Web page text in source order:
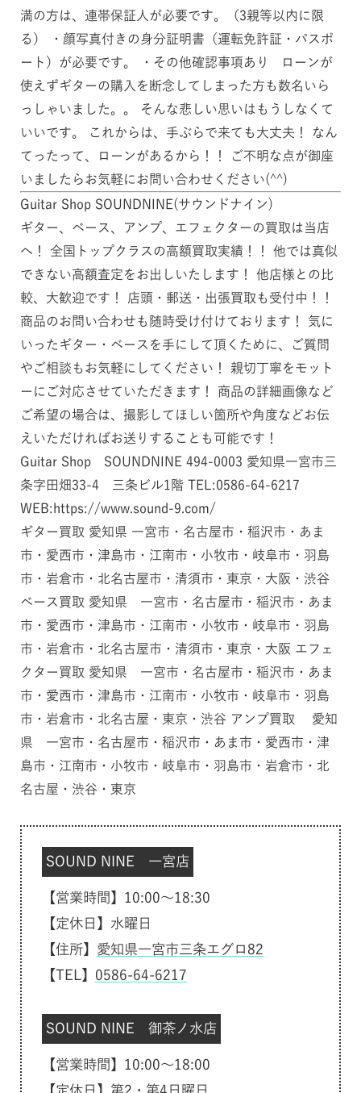
満の方は、連帯保証人が必要です。（3親等以内に限
る） ・顔写真付きの身分証明書（運転免許証・パスポ
ート）が必要です。 ・その他確認事項あり ローンが
使えずギターの購入を断念してしまった方も数名いら
っしゃいました。。 そんな悲しい思いはもうしなくて
いいです。 これからは、手ぶらで来ても大丈夫！ なん
てったって、ローンがあるから！！ ご不明な点が御座
いましたらお気軽にお問い合わせください(^^)
Guitar Shop SOUNDNINE(サウンドナイン)
ギター、ベース、アンプ、エフェクターの買取は当店
へ！ 全国トップクラスの高額買取実績！！ 他では真似
できない高額査定をお出しいたします！ 他店様との比
較、大歓迎です！ 店頭・郵送・出張買取も受付中！！
商品のお問い合わせも随時受け付けております！ 気に
いったギター・ベースを手にして頂くために、ご質問
やご相談もお気軽にしてください！ 親切丁寧をモット
ーにご対応させていただきます！ 商品の詳細画像など
ご希望の場合は、撮影してほしい箇所や角度などお伝
えいただければお送りすることも可能です！
Guitar Shop SOUNDNINE 494-0003 愛知県一宮市三
条字田畑33-4 三条ビル1階 TEL:0586-64-6217
WEB:https://www.sound-9.com/
ギター買取 愛知県 一宮市・名古屋市・稲沢市・あま
市・愛西市・津島市・江南市・小牧市・岐阜市・羽島
市・岩倉市・北名古屋市・清須市・東京・大阪・渋谷
ベース買取 愛知県 一宮市・名古屋市・稲沢市・あま
市・愛西市・津島市・江南市・小牧市・岐阜市・羽島
市・岩倉市・北名古屋市・清須市・東京・大阪 エフェ
クター買取 愛知県 一宮市・名古屋市・稲沢市・あま
市・愛西市・津島市・江南市・小牧市・岐阜市・羽島
市・岩倉市・北名古屋・東京・渋谷 アンプ買取 愛知
県 一宮市・名古屋市・稲沢市・あま市・愛西市・津
島市・江南市・小牧市・岐阜市・羽島市・岩倉市・北
名古屋・渋谷・東京
SOUND NINE 一宮店
【営業時間】10:00～18:30
【定休日】水曜日
【住所】 愛知県一宮市三条エグロ82
【TEL】 0586-64-6217
SOUND NINE 御茶ノ水店
【営業時間】10:00～18:00
【定休日】第2・第4日曜日